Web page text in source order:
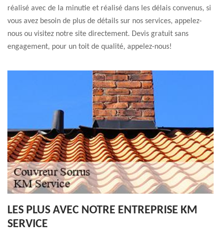
réalisé avec de la minutie et réalisé dans les délais convenus, si
vous avez besoin de plus de détails sur nos services, appelez-
nous ou visitez notre site directement. Devis gratuit sans
engagement, pour un toit de qualité, appelez-nous!
LES PLUS AVEC NOTRE ENTREPRISE KM
SERVICE